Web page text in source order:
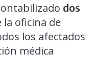
dos
la oficina de
los afectados
médica